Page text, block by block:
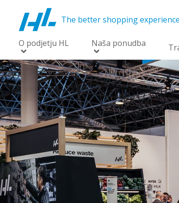
The better shopping experience
O podjetju HL Naša ponudba